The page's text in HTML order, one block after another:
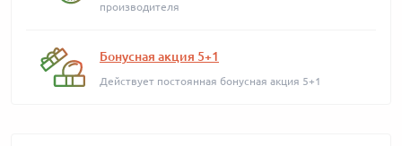
производителя
Бонусная акция 5+1
Действует постоянная бонусная акция 5+1